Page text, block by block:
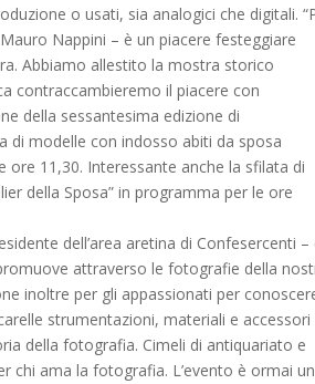
o usati, sia analogici che digitali.
Nappini – è un piacere festeggiare
Abbiamo allestito la mostra storico
contraccambieremo il piacere con
della sessantesima edizione di
di modelle con indosso abiti da sposa
ore 11,30. Interessante anche la sfilata di
della Sposa” in programma per le ore
dell’area aretina di Confesercenti –
attraverso le fotografie della
inoltre per gli appassionati per
strumentazioni, materiali e accessori
della fotografia. Cimeli di antiquariato e
chi ama la fotografia. L’evento è ormai un